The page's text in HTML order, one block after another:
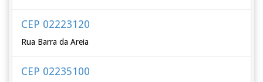
CEP 02223120
Rua Barra da Areia
CEP 02235100